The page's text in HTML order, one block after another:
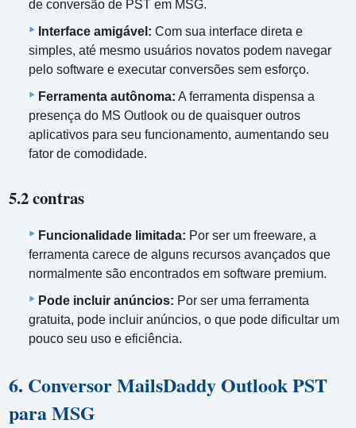
de conversão de PST em MSG.
Interface amigável: Com sua interface direta e
simples, até mesmo usuários novatos podem navegar
pelo software e executar conversões sem esforço.
Ferramenta autônoma: A ferramenta dispensa a
presença do MS Outlook ou de quaisquer outros
aplicativos para seu funcionamento, aumentando seu
fator de comodidade.
5.2 contras
Funcionalidade limitada: Por ser um freeware, a
ferramenta carece de alguns recursos avançados que
normalmente são encontrados em software premium.
Pode incluir anúncios: Por ser uma ferramenta
gratuita, pode incluir anúncios, o que pode dificultar um
pouco seu uso e eficiência.
6. Conversor MailsDaddy Outlook PST
para MSG